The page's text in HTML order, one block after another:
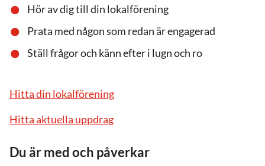
Hör av dig till din lokalförening
Prata med någon som redan är engagerad
Ställ frågor och känn efter i lugn och ro
Hitta din lokalförening
Hitta aktuella uppdrag
Du är med och påverkar